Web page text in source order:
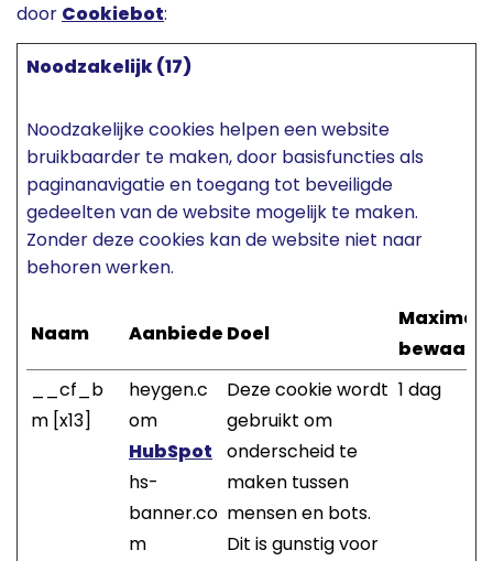
door Cookiebot:
Noodzakelijk (17)
Noodzakelijke cookies helpen een website
bruikbaarder te maken, door basisfuncties als
paginanavigatie en toegang tot beveiligde
gedeelten van de website mogelijk te maken.
Zonder deze cookies kan de website niet naar
behoren werken.
Naam AanbiederDoel
Maximale
__cf_b
m [x13]
heygen.c
om
HubSpot
hs-
banner.co
m
Deze cookie wordt
gebruikt om
onderscheid te
maken tussen
mensen en bots.
Dit is gunstig voor
1 dag